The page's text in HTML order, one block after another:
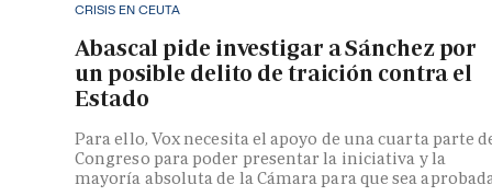
CRISIS EN CEUTA
Abascal pide investigar a Sánchez por
un posible delito de traición contra el
Estado
Para ello, Vox necesita el apoyo de una cuarta parte
Congreso para poder presentar la iniciativa y la
mayoría absoluta de la Cámara para que sea